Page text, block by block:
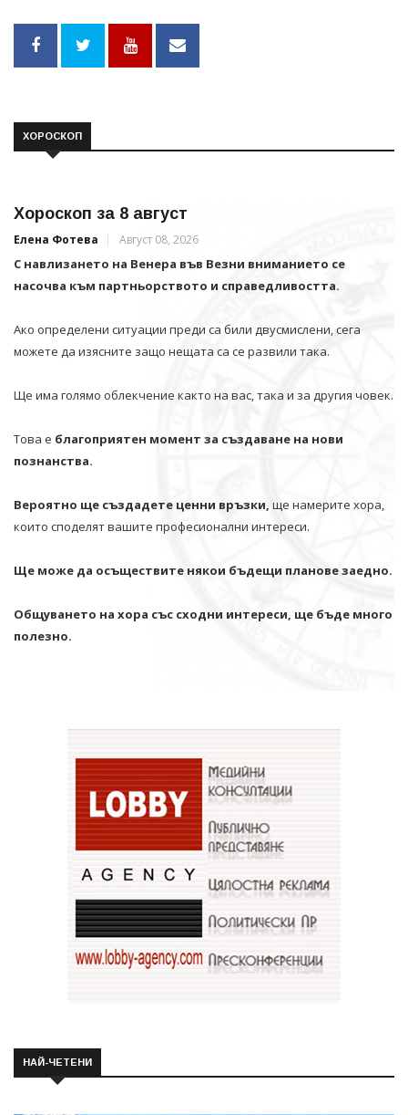
ХОРОСКОП
Хороскоп за 8 август
Елена Фотева Август 08, 2026
С навлизането на Венера във Везни вниманието се
насочва към партньорството и справедливостта.
Ако определени ситуации преди са били двусмислени, сега
можете да изясните защо нещата са се развили така.
Ще има голямо облекчение както на вас, така и за другия човек.
Това е благоприятен момент за създаване на нови
познанства.
Вероятно ще създадете ценни връзки, ще намерите хора,
които споделят вашите професионални интереси.
Ще може да осъществите някои бъдещи планове заедно.
Общуването на хора със сходни интереси, ще бъде много
полезно.
НАЙ-ЧЕТЕНИ